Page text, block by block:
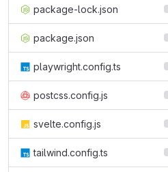
package-lock.json
package.json
playwright.config.ts
postcss.config.js
svelte.config.js
tailwind.config.ts